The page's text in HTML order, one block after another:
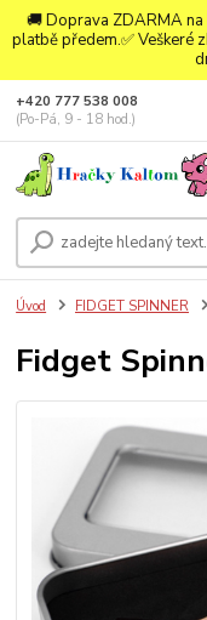
🚚 Doprava ZDARMA
platbě předem.✅ Veškeré
+420 777 538 008
(Po-Pá, 9 - 18 hod.)
Úvod FIDGET SPINNER
Fidget